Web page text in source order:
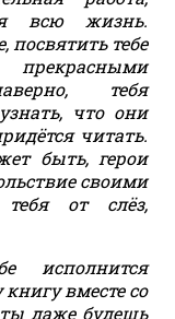
всю жизнь.
посвятить тебе
тебя
что они
читать.
быть, герои
своими
от слёз,
исполнится
вместе со
даже будешь